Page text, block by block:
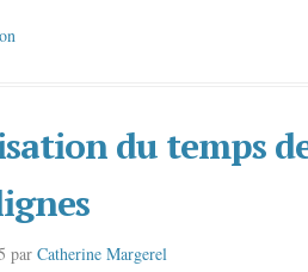
du temps
par Catherine Margerel